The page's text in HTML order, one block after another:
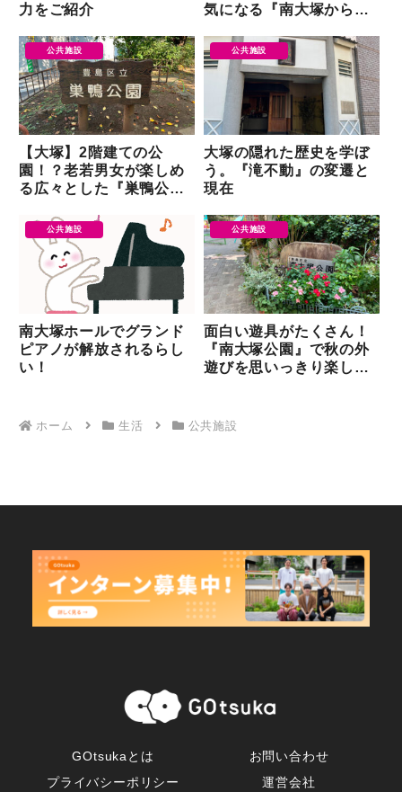
力をご紹介
気になる『南大塚からた
公共施設
【大塚】2階建ての公
園！？老若男女が楽しめ
る広々とした『巣鴨公
公共施設
大塚の隠れた歴史を学ぼ
う。『滝不動』の変遷と
現在
公共施設
南大塚ホールでグランド
ピアノが解放されるらし
い！
公共施設
面白い遊具がたくさん！
『南大塚公園』で秋の外
遊びを思いっきり楽しも
ホーム 生活 公共施設
GOtsukaとは
お問い合わせ
プライバシーポリシー
運営会社